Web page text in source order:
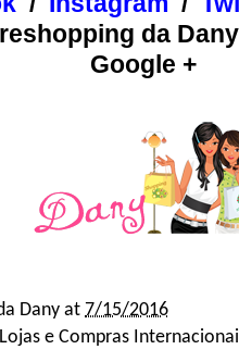
da
Google +
Dany at 7/15/2016
Lojas e Compras